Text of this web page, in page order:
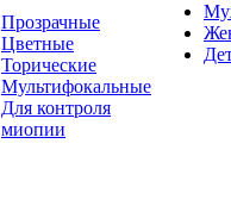
Прозрачные
Цветные
Торические
Мультифокальные
Для контроля
миопии